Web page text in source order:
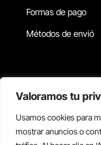
Valoramos tu
Usamos cookies para
mostrar anuncios o
Formas de pago
Métodos de envió
Copyright © 2026